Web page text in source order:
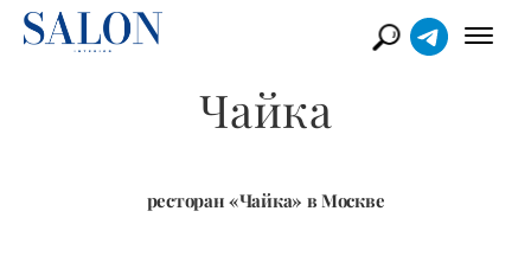
Чайка
ресторан «Чайка» в Москве